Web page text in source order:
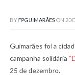
BY FPGUIMARÃES ON 20
Guimarães foi a
campanha solidária
25 de dezembro.